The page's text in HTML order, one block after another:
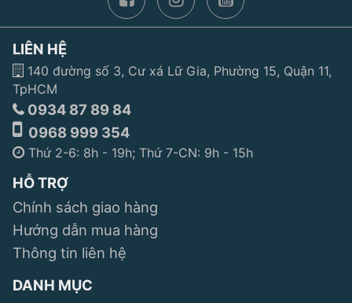
LIÊN HỆ
140 đường số 3, Cư xá Lữ Gia, Phường 15, Quận 11,
TpHCM
0934 87 89 84
0968 999 354
Thứ 2-6: 8h - 19h; Thứ 7-CN: 9h - 15h
HỖ TRỢ
Chính sách giao hàng
Hướng dẫn mua hàng
Thông tin liên hệ
DANH MỤC